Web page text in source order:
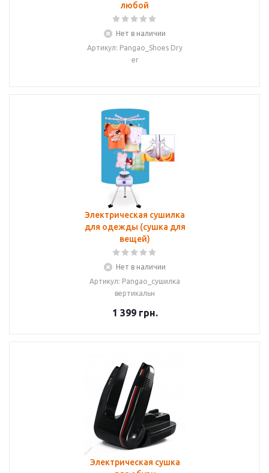
любой
Нет в наличии
Артикул: Pangao_Shoes Dry
er
Электрическая сушилка
для одежды (сушка для
вещей)
Нет в наличии
Артикул: Pangao_сушилка
вертикальн
1 399грн.
Электрическая сушка